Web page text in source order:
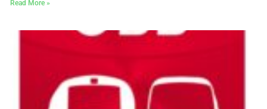
Read More »